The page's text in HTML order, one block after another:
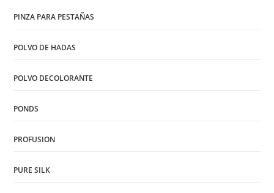
PINZA PARA PESTAÑAS
POLVO DE HADAS
POLVO DECOLORANTE
PONDS
PROFUSION
PURE SILK